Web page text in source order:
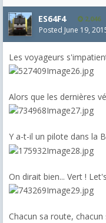
ES64F4 2,046
Posted June 19,
Les voyageurs
Alors que les dernières
Y a-t-il un pilote dans la
On dirait bien... Vert !
Chacun sa route, chacun